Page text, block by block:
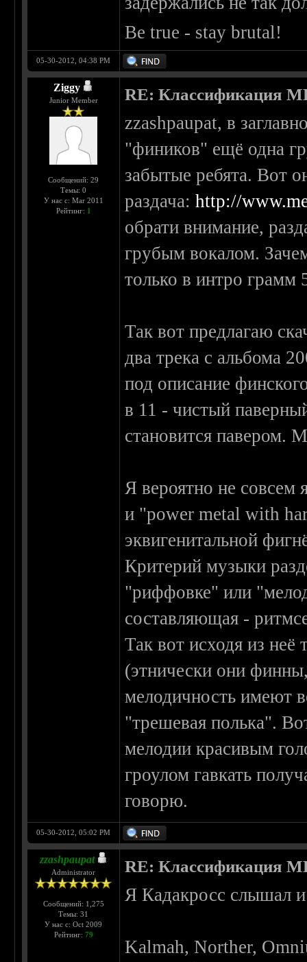
Be true - stay brutal!
05-30-2012, 04:38 PM
Ziggy
Junior Member
Сообщений: 29
Темы: 0
У нас с: Mar 2011
Рейтинг: 1
RE: Классификация
zzashpaupat, в
"фиников" ещё одна
забытые ребята. Вот
раздача:http://
обрати внимание,
грубым вокалом.
только в интро грамм
Так вот предлагаю
два трека с альбома
под описание
в 11 - чистый
становится павером.
Я вероятно не
и "power metal with
эквигенитальной
Критерий музыки
"риффовке" или
составляющая -
Так вот исходя из
(этнически они
мелодичность имеют
"трешевая полька".
мелодии красивым
гроулом гавкать
говорю.
05-30-2012, 05:02 PM
zzashpaupat
Administrator
Сообщений: 1,275
Темы: 31
У нас с: Oct 2009
Рейтинг: 79
RE: Классификация
Я Кадакросс слышал
Kalmah, Norther,